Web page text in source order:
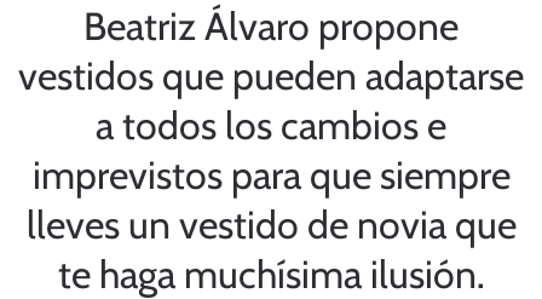
Beatriz Álvaro propone
vestidos que pueden adaptarse
a todos los cambios e
imprevistos para que siempre
lleves un vestido de novia que
te haga muchísima ilusión.